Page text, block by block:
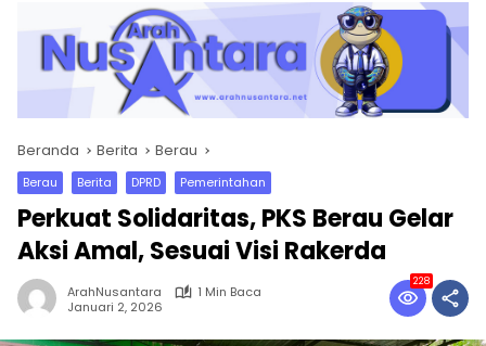
Beranda Berita Berau
Berau Berita DPRD Pemerintahan
Perkuat Solidaritas, PKS Berau Gelar
Aksi Amal, Sesuai Visi Rakerda
ArahNusantara
1 Min Baca
Januari 2, 2026
228